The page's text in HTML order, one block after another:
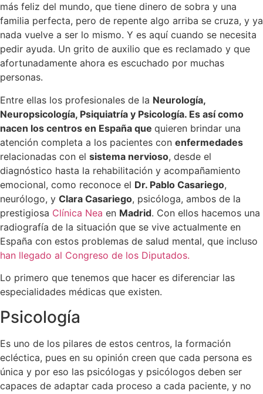
más feliz del mundo, que tiene dinero de sobra y una
familia perfecta, pero de repente algo arriba se cruza, y ya
nada vuelve a ser lo mismo. Y es aquí cuando se necesita
pedir ayuda. Un grito de auxilio que es reclamado y que
afortunadamente ahora es escuchado por muchas
personas.
Entre ellas los profesionales de la Neurología,
Neuropsicología, Psiquiatría y Psicología. Es así como
nacen los centros en España que quieren brindar una
atención completa a los pacientes con enfermedades
relacionadas con el sistema nervioso, desde el
diagnóstico hasta la rehabilitación y acompañamiento
emocional, como reconoce el Dr. Pablo Casariego,
neurólogo, y Clara Casariego, psicóloga, ambos de la
prestigiosa Clínica Nea en Madrid. Con ellos hacemos una
radiografía de la situación que se vive actualmente en
España con estos problemas de salud mental, que incluso
han llegado al Congreso de los Diputados.
Lo primero que tenemos que hacer es diferenciar las
especialidades médicas que existen.
Psicología
Es uno de los pilares de estos centros, la formación
ecléctica, pues en su opinión creen que cada persona es
única y por eso las psicólogas y psicólogos deben ser
capaces de adaptar cada proceso a cada paciente, y no